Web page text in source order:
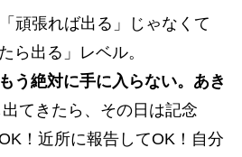
頑張れば出る」じゃなくて
ら出る」レベル。
う絶対に手に入らない。あき
てきたら、その日は記念
！近所に報告してOK！自分